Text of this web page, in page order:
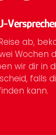
ab,
Wochen
wir dir in
falls
kann.